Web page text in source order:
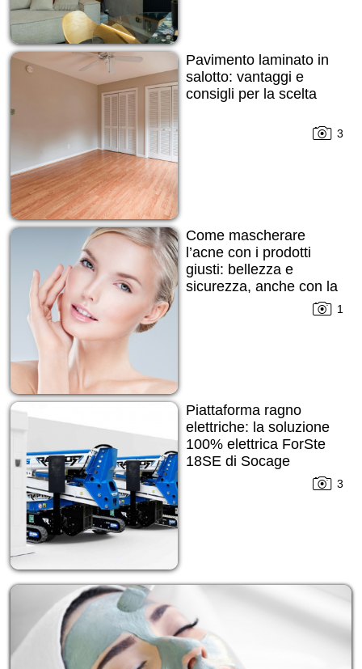
Pavimento laminato in
salotto: vantaggi e
consigli per la scelta
3
Come mascherare
l’acne con i prodotti
giusti: bellezza e
sicurezza, anche con la
1
Piattaforma ragno
elettriche: la soluzione
100% elettrica ForSte
18SE di Socage
3